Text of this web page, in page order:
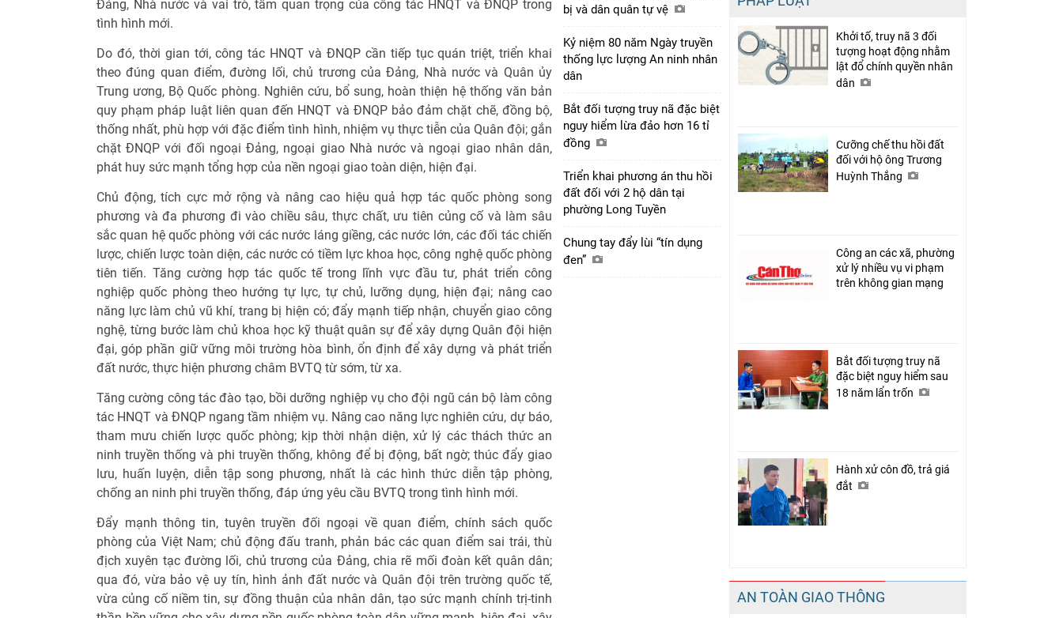
Đảng, Nhà nước và vai trò, tầm quan trọng của công tác HNQT và ĐNQP trong
tình hình mới.
Do đó, thời gian tới, công tác HNQT và ĐNQP cần tiếp tục quán triệt, triển khai
theo đúng quan điểm, đường lối, chủ trương của Đảng, Nhà nước và Quân ủy
Trung ương, Bộ Quốc phòng. Nghiên cứu, bổ sung, hoàn thiện hệ thống văn bản
quy phạm pháp luật liên quan đến HNQT và ĐNQP bảo đảm chặt chẽ, đồng bộ,
thống nhất, phù hợp với đặc điểm tình hình, nhiệm vụ thực tiễn của Quân đội; gắn
chặt ĐNQP với đối ngoại Đảng, ngoại giao Nhà nước và ngoại giao nhân dân,
phát huy sức mạnh tổng hợp của nền ngoại giao toàn diện, hiện đại.
Chủ động, tích cực mở rộng và nâng cao hiệu quả hợp tác quốc phòng song
phương và đa phương đi vào chiều sâu, thực chất, ưu tiên củng cố và làm sâu
sắc quan hệ quốc phòng với các nước láng giềng, các nước lớn, các đối tác chiến
lược, chiến lược toàn diện, các nước có tiềm lực khoa học, công nghệ quốc phòng
tiên tiến. Tăng cường hợp tác quốc tế trong lĩnh vực đầu tư, phát triển công
nghiệp quốc phòng theo hướng tự lực, tự chủ, lưỡng dụng, hiện đại; nâng cao
năng lực làm chủ vũ khí, trang bị hiện có; đẩy mạnh tiếp nhận, chuyển giao công
nghệ, từng bước làm chủ khoa học kỹ thuật quân sự để xây dựng Quân đội hiện
đại, góp phần giữ vững môi trường hòa bình, ổn định để xây dựng và phát triển
đất nước, thực hiện phương châm BVTQ từ sớm, từ xa.
Tăng cường công tác đào tạo, bồi dưỡng nghiệp vụ cho đội ngũ cán bộ làm công
tác HNQT và ĐNQP ngang tầm nhiệm vụ. Nâng cao năng lực nghiên cứu, dự báo,
tham mưu chiến lược quốc phòng; kịp thời nhận diện, xử lý các thách thức an
ninh truyền thống và phi truyền thống, không để bị động, bất ngờ; thúc đẩy giao
lưu, huấn luyện, diễn tập song phương, nhất là các hình thức diễn tập phòng,
chống an ninh phi truyền thống, đáp ứng yêu cầu BVTQ trong tình hình mới.
Đẩy mạnh thông tin, tuyên truyền đối ngoại về quan điểm, chính sách quốc
phòng của Việt Nam; chủ động đấu tranh, phản bác các quan điểm sai trái, thù
địch xuyên tạc đường lối, chủ trương của Đảng, chia rẽ mối đoàn kết quân dân;
qua đó, vừa bảo vệ uy tín, hình ảnh đất nước và Quân đội trên trường quốc tế,
vừa củng cố niềm tin, sự đồng thuận của nhân dân, tạo sức mạnh chính trị-tinh
bị và dân quân tự vệ
Kỷ niệm 80 năm Ngày truyền
thống lực lượng An ninh nhân
dân
Bắt đối tượng truy nã đặc biệt
nguy hiểm lừa đảo hơn 16 tỉ
đồng
Triển khai phương án thu hồi
đất đối với 2 hộ dân tại
phường Long Tuyền
Chung tay đẩy lùi “tín dụng
đen”
Khởi tố, truy nã 3 đối
tượng hoạt động nhằm
lật đổ chính quyền nhân
dân
Cưỡng chế thu hồi đất
đối với hộ ông Trương
Huỳnh Thắng
Công an các xã, phường
xử lý nhiều vụ vi phạm
trên không gian mạng
Bắt đối tượng truy nã
đặc biệt nguy hiểm sau
18 năm lẩn trốn
Hành xử côn đồ, trả giá
đắt
AN TOÀN GIAO THÔNG